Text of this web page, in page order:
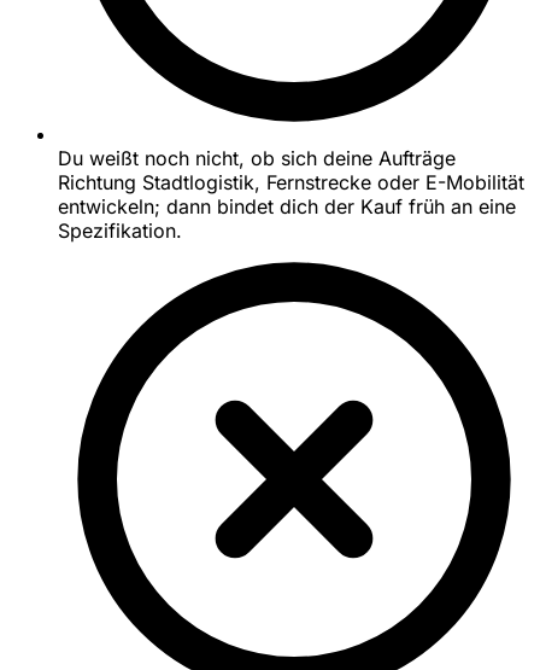
Du weißt noch nicht, ob sich deine Aufträge
Richtung Stadtlogistik, Fernstrecke oder E-Mobilität
entwickeln; dann bindet dich der Kauf früh an eine
Spezifikation.